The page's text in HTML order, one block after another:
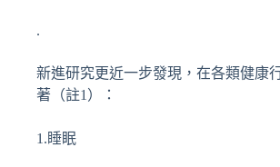
.
新進研究更近一步發現，在各類健康
著（註1）：
1.睡眠